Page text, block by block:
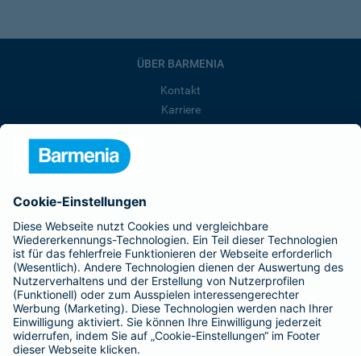
ÜBER BARMENIA
Kontakt
Karriere
Presse
Barmenia ist Teil der BarmeniaGothaer
BELIEBTE SEITEN
Kranken-Zusatzversicherung
Tierversicherungen
Haftpflichtversicherung
Hausratversicherung